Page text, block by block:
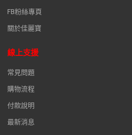
FB粉絲專頁
關於佳麗寶
線上支援
常見問題
購物流程
付款說明
最新消息